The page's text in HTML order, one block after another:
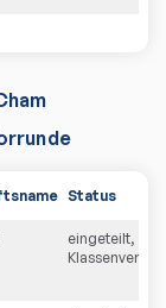
Status
eingeteilt,